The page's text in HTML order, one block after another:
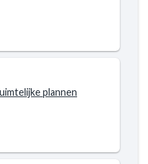
plannen